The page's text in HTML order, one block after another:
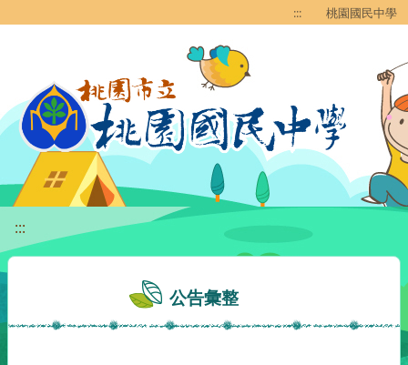
::: 桃園國民中學
:::
公告彙整